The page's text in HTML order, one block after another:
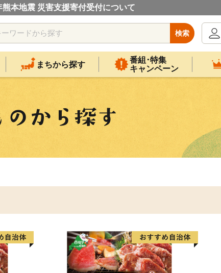
熊本地震 災害支援寄付受付について
検索
まちから探す
番組･特集
キャンペーン